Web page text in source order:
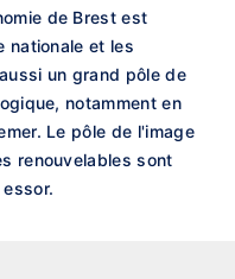
de Brest est
nationale et les
un grand pôle de
notamment en
Le pôle de l'image
renouvelables sont